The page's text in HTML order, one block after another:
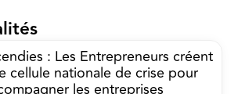
: Les Entrepreneurs créent
cellule nationale de crise pour